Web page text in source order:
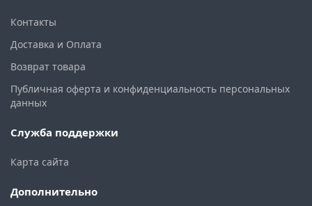
Контакты
Доставка и Оплата
Возврат товара
Публичная оферта и конфиденциальность персональных
данных
Служба поддержки
Карта сайта
Дополнительно